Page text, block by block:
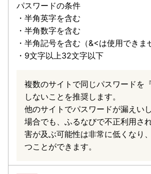
パスワードの条件
・半角英字を含む
・半角数字を含む
・半角記号を含む（&<は使用できま
・9文字以上32文字以下
複数のサイトで同じパスワードを
しないことを推奨します。
他のサイトでパスワードが漏えい
場合でも、ふるなびで不正利用さ
害が及ぶ可能性は非常に低くなり
つことができます。